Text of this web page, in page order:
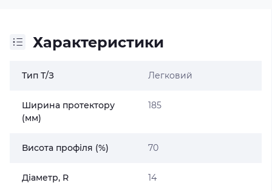
Характеристики
Тип Т/З Легковий
Ширина протектору
(мм)
185
Висота профіля (%) 70
Діаметр, R 14